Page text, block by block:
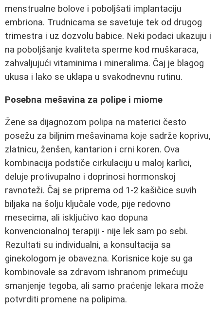
menstrualne bolove i poboljšati implantaciju
embriona. Trudnicama se savetuje tek od drugog
trimestra i uz dozvolu babice. Neki podaci ukazuju i
na poboljšanje kvaliteta sperme kod muškaraca,
zahvaljujući vitaminima i mineralima. Čaj je blagog
ukusa i lako se uklapa u svakodnevnu rutinu.
Posebna mešavina za polipe i miome
Žene sa dijagnozom polipa na materici često
posežu za biljnim mešavinama koje sadrže koprivu,
zlatnicu, ženšen, kantarion i crni koren. Ova
kombinacija podstiče cirkulaciju u maloj karlici,
deluje protivupalno i doprinosi hormonskoj
ravnoteži. Čaj se priprema od 1-2 kašičice suvih
biljaka na šolju ključale vode, pije redovno
mesecima, ali isključivo kao dopuna
konvencionalnoj terapiji - nije lek sam po sebi.
Rezultati su individualni, a konsultacija sa
ginekologom je obavezna. Korisnice koje su ga
kombinovale sa zdravom ishranom primećuju
smanjenje tegoba, ali samo praćenje lekara može
potvrditi promene na polipima.